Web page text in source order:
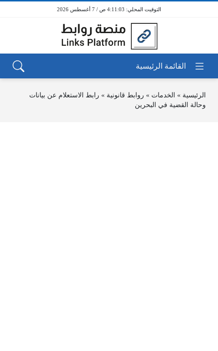
4:11:03 ص / 7 أغسطس 2026
الرئيسية » الخدمات » روابط قانونية » رابط الاستعلام عن بيانات
وحالة القضية في البحرين